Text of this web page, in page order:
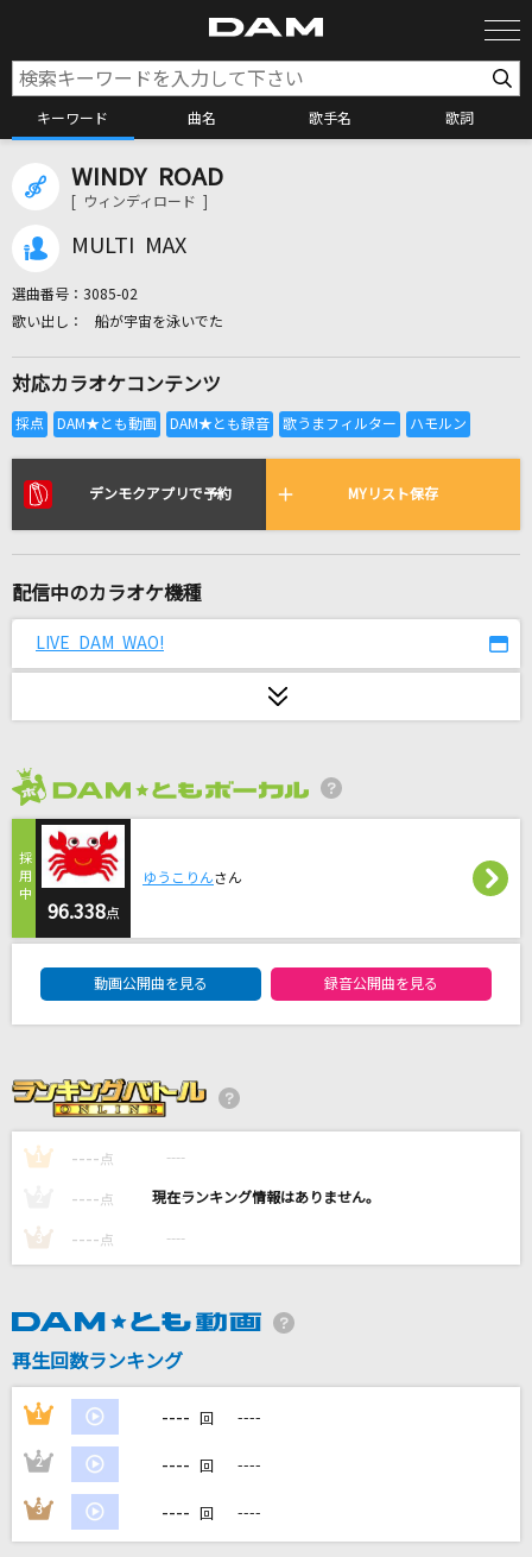
キーワード 曲名 歌手名 歌詞
カラオケ検索
全国りれき
リアルタイムで歌われている曲の一覧
[生音]渚のバルコニー
ゆずれない願い
サザンオールスターズ
瞳をとじて
Butter-Fly
和田光司
1991(ビデオクリップバージョン)
米津玄師
火種
キタニタツヤ
容姿端麗な嘘
哀しみ本線日本海
森昌子
DAMの新曲・ランキングなど
WINDY ROAD
[ ウィンディロード ]
MULTI MAX
選曲番号： 3085-02
船が宇宙を泳いでた
対応カラオケコンテンツ
デンモクアプリで予約 MYリスト保存
配信中のカラオケ機種
LIVE DAM WAO!
96.338点
ゆうこりんさん
動画公開曲を見る 録音公開曲を見る
1 ---- 点 ----
---- 点 ----
3 ---- 点 ----
再生回数ランキング
1 ---- 回 ----
2 ---- 回 ----
3 ---- 回 ----